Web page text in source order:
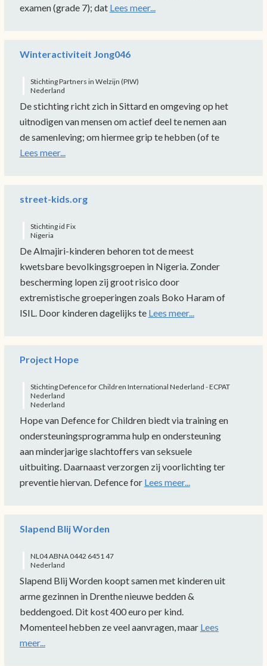
examen (grade 7); dat Lees meer...
Winteractiviteit Jong046
Stichting Partners in Welzijn (PIW)
Nederland
De stichting richt zich in Sittard en omgeving op het
uitnodigen van mensen om actief deel te nemen aan
de samenleving; om hiermee grip te hebben (of te
Lees meer...
street-kids.org
Stichting id Fix
Nigeria
De Almajiri-kinderen behoren tot de meest
kwetsbare bevolkingsgroepen in Nigeria. Zonder
bescherming lopen zij groot risico door
extremistische groeperingen zoals Boko Haram of
ISIL. Door kinderen dagelijks te Lees meer...
Project Hope
Stichting Defence for Children International Nederland - ECPAT
Nederland
Nederland
Hope van Defence for Children biedt via training en
ondersteuningsprogramma hulp en ondersteuning
aan minderjarige slachtoffers van seksuele
uitbuiting. Daarnaast verzorgen zij voorlichting ter
preventie hiervan. Defence for Lees meer...
Slapend Blij Worden
NL04 ABNA 0442 6451 47
Nederland
Slapend Blij Worden koopt samen met kinderen uit
arme gezinnen in Drenthe nieuwe bedden &
beddengoed. Dit kost 400 euro per kind.
Momenteel hebben ze veel aanvragen, maar Lees
meer...